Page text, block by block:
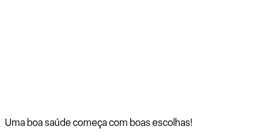
Uma boa saúde começa com boas escolhas!